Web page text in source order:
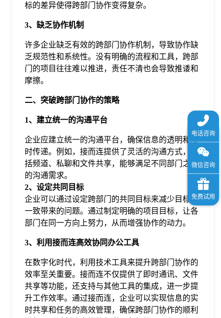
标的差异使得跨部门协作变得复杂。
3、缺乏协作机制
许多企业缺乏有效的跨部门协作机制，导致协作缺
乏规范性和系统性。没有明确的流程和工具，跨部
门的项目往往难以推进，责任不清也会导致推诿和
摩擦。
二、突破跨部门协作的策略
1、建立统一的沟通平台
企业应建立统一的沟通平台，确保信息的透明和及
时传递。例如，接而连提供了灵活的沟通方式，包
括频道、私聊和文件共享，能够满足不同部门之间
的沟通需求。
2、设定共同目标
企业可以通过设定跨部门的共同目标来减少目标不
一致带来的问题。通过制定明确的项目目标，让各
部门在同一方向上努力，从而增强协作的动力。
3、利用接而连高效协同办公工具
在数字化时代，利用技术工具来提升跨部门协作的
效率至关重要。接而连不仅提供了即时通讯、文件
共享等功能，还支持与其他工具的集成，进一步提
升工作效率。通过接而连，企业可以实现信息的实
时共享和任务的高效管理，确保跨部门协作的顺利